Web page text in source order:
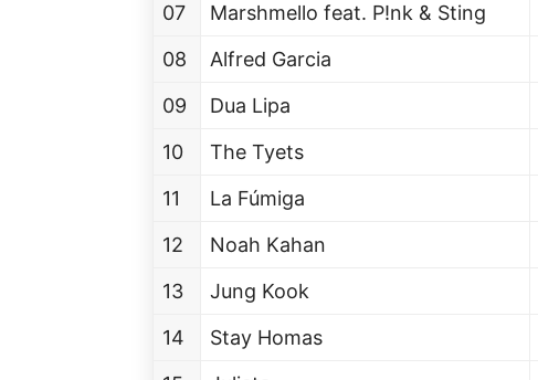
07
Marshmello feat. P!nk & Sting
08
Alfred Garcia
09
Dua Lipa
10
The Tyets
11
La Fúmiga
12
Noah Kahan
13
Jung Kook
14
Stay Homas